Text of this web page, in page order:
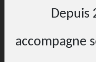
Depuis
accompagne